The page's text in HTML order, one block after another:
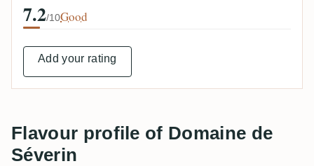
7.2/10Good
Add your rating
Flavour profile of Domaine de
Séverin